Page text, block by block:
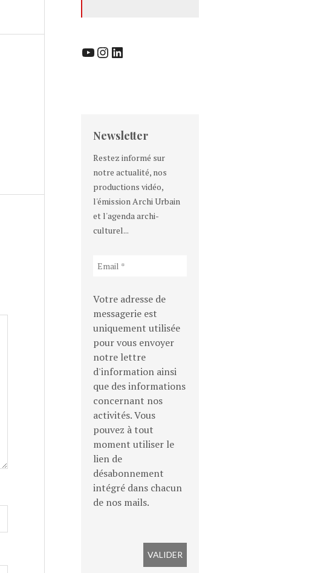
YouTube InstagramLinkedIn
Newsletter
Restez informé sur
notre actualité, nos
productions vidéo,
l'émission Archi Urbain
et l'agenda archi-
culturel...
Votre adresse de
messagerie est
uniquement utilisée
pour vous envoyer
notre lettre
d'information ainsi
que des informations
concernant nos
activités. Vous
pouvez à tout
moment utiliser le
lien de
désabonnement
intégré dans chacun
de nos mails.